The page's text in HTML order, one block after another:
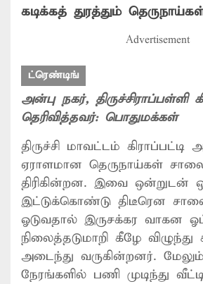
கடிக்கத் துரத்தும்
Advertisement
ட்ரெண்டிங்
அன்பு நகர், திருச்சிராப்பள்ளி
தெரிவித்தவர்: பொதுமக்கள்
திருச்சி மாவட்டம் கிராப்பட்டி
ஏராளமான தெருநாய்கள்
திரிகின்றன. இவை ஒன்றுடன்
இட்டுக்கொண்டு திடீரென
ஓடுவதால் இருசக்கர வாகன
நிலைத்தடுமாறி கீழே விழுந்து
அடைந்து வருகின்றனர்.
நேரங்களில் பணி முடிந்து